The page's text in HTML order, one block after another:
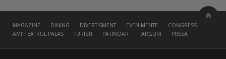
MAGAZINE DINING DIVERTISMENT EVENIMENTE
CONGRESS HALL
AMFITEATRUL PALAS
TURISTI PATINOAR TARGURI PRESA